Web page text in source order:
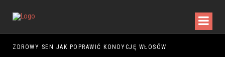
ZDROWY SEN JAK POPRAWIĆ KONDYCJĘ WŁOSÓW